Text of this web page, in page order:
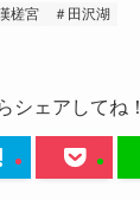
槎宮
＃田沢湖
シェアしてね！